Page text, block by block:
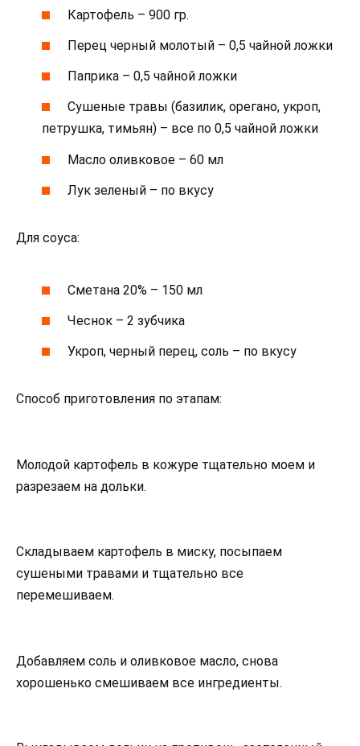
Картофель – 900 гр.
Перец черный молотый – 0,5 чайной ложки
Паприка – 0,5 чайной ложки
Сушеные травы (базилик, орегано, укроп,
петрушка, тимьян) – все по 0,5 чайной ложки
Масло оливковое – 60 мл
Лук зеленый – по вкусу
Для соуса:
Сметана 20% – 150 мл
Чеснок – 2 зубчика
Укроп, черный перец, соль – по вкусу
Способ приготовления по этапам:
Молодой картофель в кожуре тщательно моем и
разрезаем на дольки.
Складываем картофель в миску, посыпаем
сушеными травами и тщательно все
перемешиваем.
Добавляем соль и оливковое масло, снова
хорошенько смешиваем все ингредиенты.